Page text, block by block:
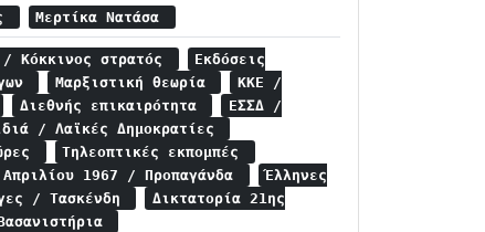
Μερτίκα Νατάσα
Κόκκινος στρατός
Εκδόσεις
Μαρξιστική θεωρία
ΚΚΕ /
Διεθνής επικαιρότητα
ΕΣΣΔ /
/ Λαϊκές Δημοκρατίες
Τηλεοπτικές εκπομπές
1967 / Προπαγάνδα
Έλληνες
/ Τασκένδη
Δικτατορία 21ης